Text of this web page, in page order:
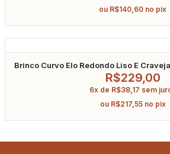
ou R$140,60 no pix
Brinco Curvo Elo Redondo Liso E
R$229,00
6x de R$38,17 sem
ou R$217,55 no pix